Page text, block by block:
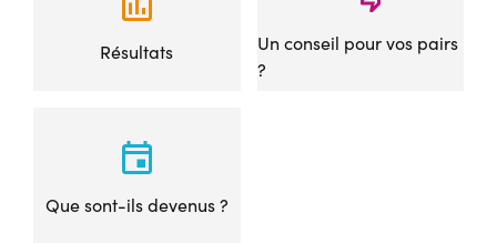
Résultats
Un conseil pour vos pairs
?
Que sont-ils devenus ?